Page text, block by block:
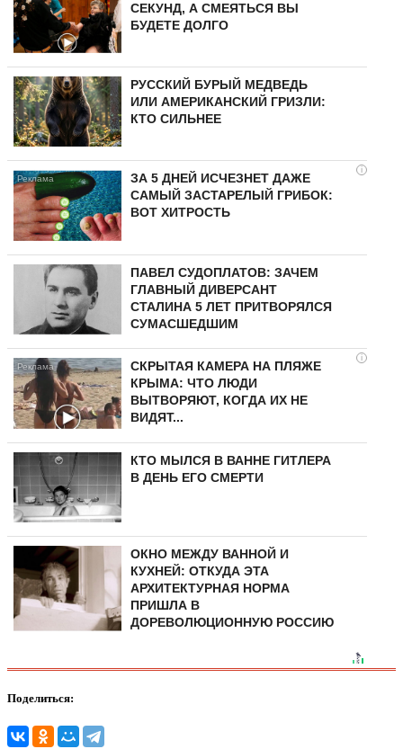
СЕКУНД, А СМЕЯТЬСЯ ВЫ
БУДЕТЕ ДОЛГО
РУССКИЙ БУРЫЙ МЕДВЕДЬ
ИЛИ АМЕРИКАНСКИЙ ГРИЗЛИ:
КТО СИЛЬНЕЕ
i
ЗА 5 ДНЕЙ ИСЧЕЗНЕТ ДАЖЕ
САМЫЙ ЗАСТАРЕЛЫЙ ГРИБОК:
ВОТ ХИТРОСТЬ
ПАВЕЛ СУДОПЛАТОВ: ЗАЧЕМ
ГЛАВНЫЙ ДИВЕРСАНТ
СТАЛИНА 5 ЛЕТ ПРИТВОРЯЛСЯ
СУМАСШЕДШИМ
i
СКРЫТАЯ КАМЕРА НА ПЛЯЖЕ
КРЫМА: ЧТО ЛЮДИ
ВЫТВОРЯЮТ, КОГДА ИХ НЕ
ВИДЯТ...
КТО МЫЛСЯ В ВАННЕ ГИТЛЕРА
В ДЕНЬ ЕГО СМЕРТИ
ОКНО МЕЖДУ ВАННОЙ И
КУХНЕЙ: ОТКУДА ЭТА
АРХИТЕКТУРНАЯ НОРМА
ПРИШЛА В
ДОРЕВОЛЮЦИОННУЮ РОССИЮ
Поделиться: